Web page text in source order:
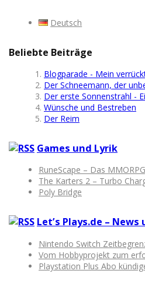
Deutsch
Beliebte Beiträge
Blogparade - Mein
Der Schneemann, der
Der erste Sonnenstrahl -
Wünsche und Bestreben
Der Reim
Games und Lyrik
RuneScape – Das
The Karters 2 – Turbo
Poly Bridge
Let’s Plays.de –
Nintendo Switch
Vom Hobbyprojekt zum
Playstation Plus Abo